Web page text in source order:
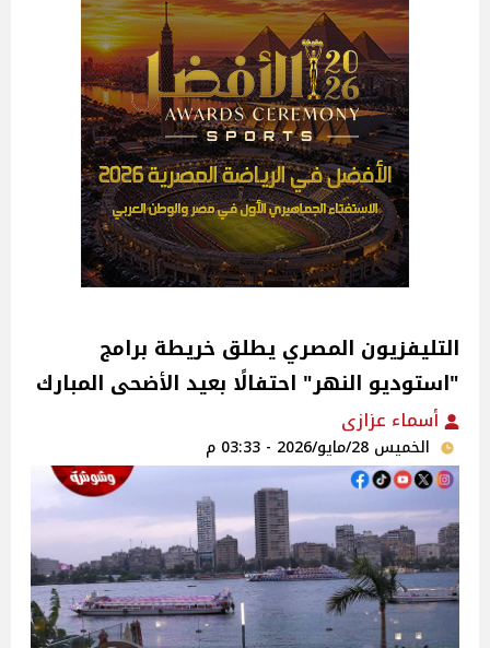
التليفزيون المصري يطلق خريطة برامج
"استوديو النهر" احتفالًا بعيد الأضحى المبارك
أسماء عزازى
الخميس 28/مايو/2026 - 03:33 م